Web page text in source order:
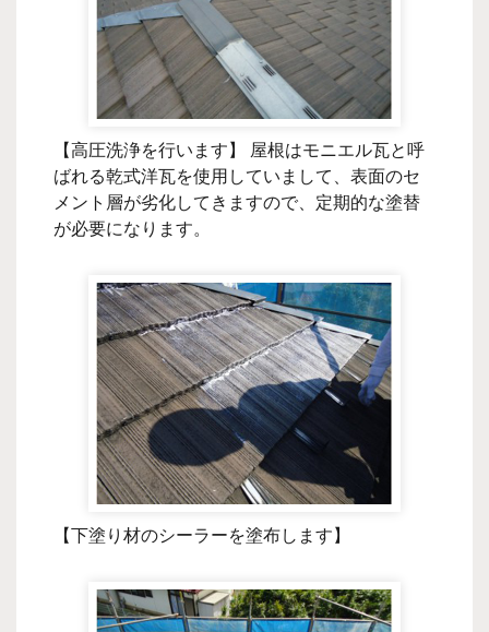
【高圧洗浄を行います】 屋根はモニエル瓦と呼
ばれる乾式洋瓦を使用していまして、表面のセ
メント層が劣化してきますので、定期的な塗替
が必要になります。
【下塗り材のシーラーを塗布します】